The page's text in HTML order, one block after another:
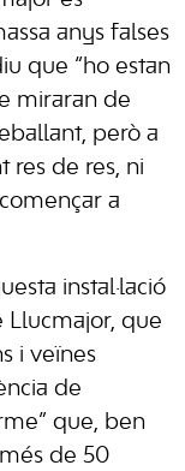
anys falses
que “ho estan
miraran de
però a
res de res, ni
a
instal·lació
Llucmajor, que
i veïnes
de
que, ben
de 50